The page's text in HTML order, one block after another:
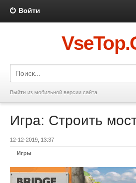
Войти
Выйти из мобильной версии сайта
Игра: Строить
12-12-2019, 13:37
Игры